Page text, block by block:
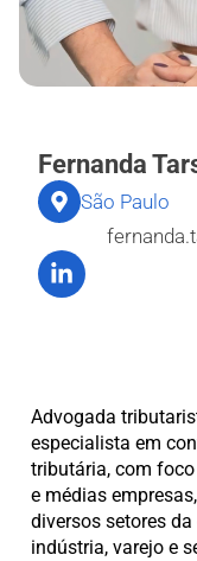
Fernanda
São Paulo
Advogada
especialista em
tributária, com
e médias
diversos setores
indústria, varejo e